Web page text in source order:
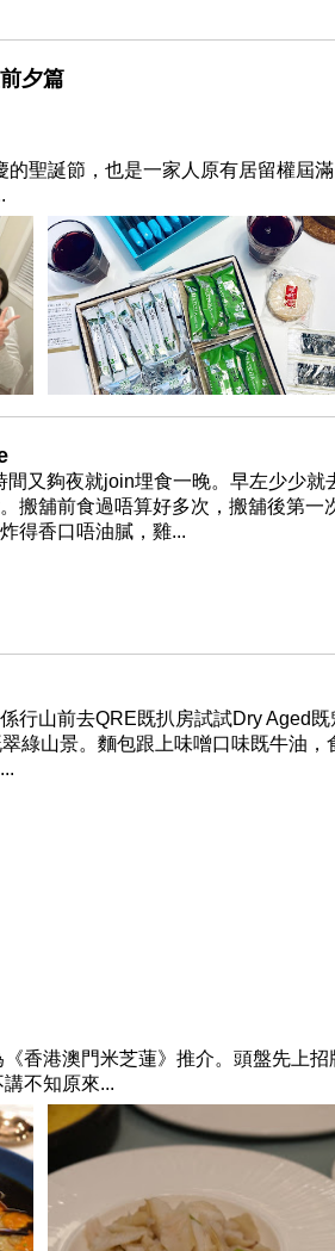
夕篇
聖誕節，也是一家人原有居留權屆
又夠夜就join埋食一晚。早左少少就
搬舖前食過唔算好多次，搬舖後第一
得香口唔油膩，雞...
行山前去QRE既扒房試試Dry Aged既
綠山景。麵包跟上味噌口味既牛油，
香港澳門米芝蓮》推介。頭盤先上招
不知原來...